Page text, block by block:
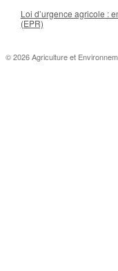
Loi d’urgence agricole :
(EPR)
© 2026 Agriculture et